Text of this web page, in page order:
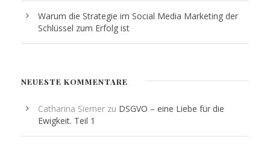
Warum die Strategie im Social Media Marketing der
Schlüssel zum Erfolg ist
NEUESTE KOMMENTARE
Catharina Siemer zu DSGVO – eine Liebe für die
Ewigkeit. Teil 1